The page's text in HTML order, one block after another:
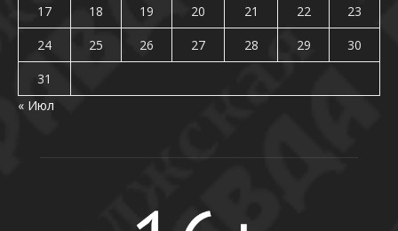
17
18 19 20 21 22
23
24
25 26 27 28 29
30
31
« Июл